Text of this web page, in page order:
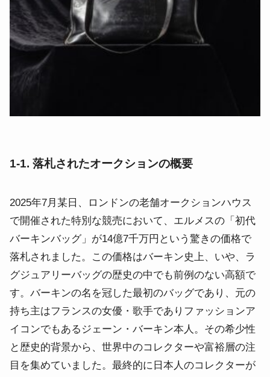
1-1. 落札されたオークションの概要
2025年7月某日、ロンドンの老舗オークションハウス
で開催された特別な競売において、エルメスの「初代
バーキンバッグ」が14億7千万円という驚きの価格で
落札されました。この価格はバーキン史上、いや、ラ
グジュアリーバッグの歴史の中でも前例のない高額で
す。バーキンの名を冠した最初のバッグであり、元の
持ち主はフランスの女優・歌手でありファッションア
イコンでもあるジェーン・バーキン本人。その希少性
と歴史的背景から、世界中のコレクターや富裕層の注
目を集めていました。最終的に日本人のコレクターが